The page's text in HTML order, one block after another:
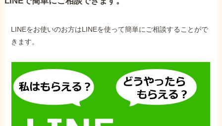
LINEをお使いのお方はLINEを使って簡単にご相談することがで
きます。